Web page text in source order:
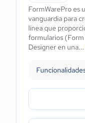
FormWarePro es
vanguardia para
línea que
formularios
Designer en una...